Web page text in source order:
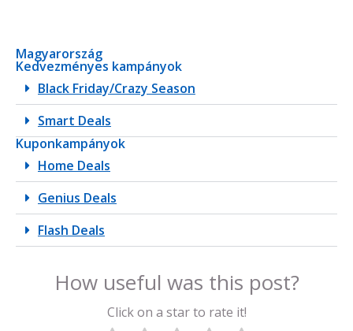
Magyarország
Kedvezményes kampányok
Black Friday/Crazy Season
Smart Deals
Kuponkampányok
Home Deals
Genius Deals
Flash Deals
How useful was this post?
Click on a star to rate it!